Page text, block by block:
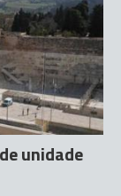
unidade